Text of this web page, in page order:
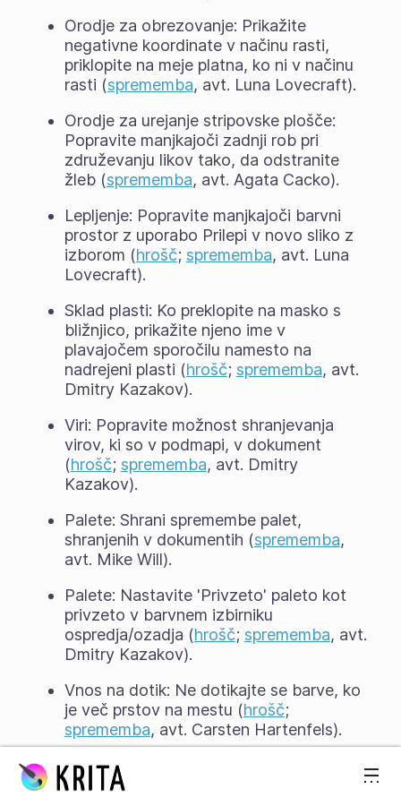
Orodje za obrezovanje: Prikažite
negativne koordinate v načinu rasti,
priklopite na meje platna, ko ni v načinu
rasti (sprememba, avt. Luna Lovecraft).
Orodje za urejanje stripovske plošče:
Popravite manjkajoči zadnji rob pri
združevanju likov tako, da odstranite
žleb (sprememba, avt. Agata Cacko).
Lepljenje: Popravite manjkajoči barvni
prostor z uporabo Prilepi v novo sliko z
izborom (hrošč; sprememba, avt. Luna
Lovecraft).
Sklad plasti: Ko preklopite na masko s
bližnjico, prikažite njeno ime v
plavajočem sporočilu namesto na
nadrejeni plasti (hrošč; sprememba, avt.
Dmitry Kazakov).
Viri: Popravite možnost shranjevanja
virov, ki so v podmapi, v dokument
(hrošč; sprememba, avt. Dmitry
Kazakov).
Palete: Shrani spremembe palet,
shranjenih v dokumentih (sprememba,
avt. Mike Will).
Palete: Nastavite 'Privzeto' paleto kot
privzeto v barvnem izbirniku
ospredja/ozadja (hrošč; sprememba, avt.
Dmitry Kazakov).
Vnos na dotik: Ne dotikajte se barve, ko
je več prstov na mestu (hrošč;
sprememba, avt. Carsten Hartenfels).
Vnos na dotik: Onemogočite nepotreben
dolg pritisk na barvni izbirnik